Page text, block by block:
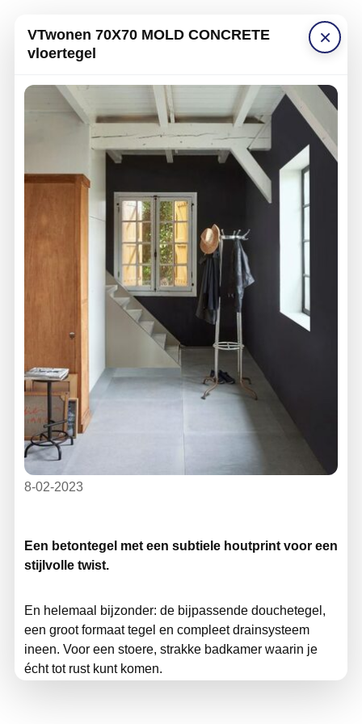
×
VTwonen 70X70 MOLD CONCRETE
vloertegel
8-02-2023
Een betontegel met een subtiele houtprint voor een
stijlvolle twist.
En helemaal bijzonder: de bijpassende douchetegel,
een groot formaat tegel en compleet drainsysteem
ineen. Voor een stoere, strakke badkamer waarin je
écht tot rust kunt komen.